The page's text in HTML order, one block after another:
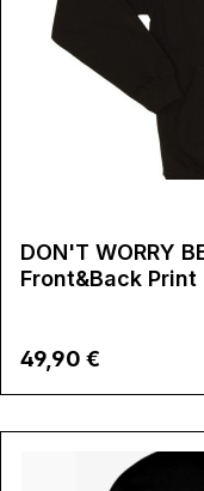
DON'T WORRY
Front&Back
Regulärer Preis:
49,90 €